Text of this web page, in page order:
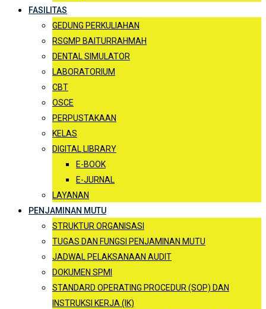
FASILITAS
GEDUNG PERKULIAHAN
RSGMP BAITURRAHMAH
DENTAL SIMULATOR
LABORATORIUM
CBT
OSCE
PERPUSTAKAAN
KELAS
DIGITAL LIBRARY
E-BOOK
E-JURNAL
LAYANAN
PENJAMINAN MUTU
STRUKTUR ORGANISASI
TUGAS DAN FUNGSI PENJAMINAN MUTU
JADWAL PELAKSANAAN AUDIT
DOKUMEN SPMI
STANDARD OPERATING PROCEDUR (SOP) DAN
INSTRUKSI KERJA (IK)